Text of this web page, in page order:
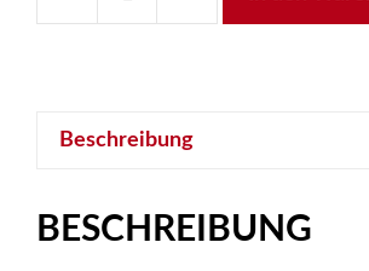
2x
5V,
Beschreibung
BESCHREIBUNG